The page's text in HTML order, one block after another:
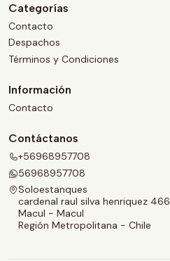
Categorías
Contacto
Despachos
Términos y Condiciones
Información
Contacto
Contáctanos
+56968957708
56968957708
Soloestanques
cardenal raul silva henriquez
Macul - Macul
Región Metropolitana - Chile